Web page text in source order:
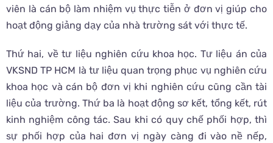
viên là cán bộ làm nhiệm vụ thực tiễn ở đơn vị giúp cho
hoạt động giảng dạy của nhà trường sát với thực tế.
Thứ hai, về tư liệu nghiên cứu khoa học. Tư liệu án của
VKSND TP HCM là tư liệu quan trọng phục vụ nghiên cứu
khoa học và cán bộ đơn vị khi nghiên cứu cũng cần tài
liệu của trường. Thứ ba là hoạt động sơ kết, tổng kết, rút
kinh nghiệm công tác. Sau khi có quy chế phối hợp, thì
sự phối hợp của hai đơn vị ngày càng đi vào nề nếp,